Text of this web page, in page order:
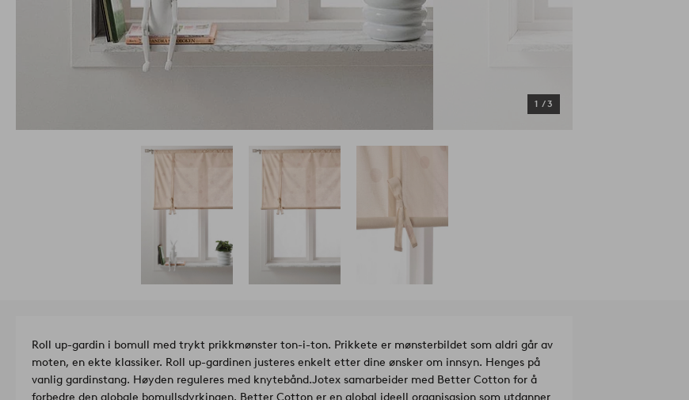
1 /3
Roll up-gardin i bomull med trykt prikkmønster ton-i-ton. Prikkete er mønsterbildet som aldri går av
moten, en ekte klassiker. Roll up-gardinen justeres enkelt etter dine ønsker om innsyn. Henges på
vanlig gardinstang. Høyden reguleres med knytebånd.Jotex samarbeider med Better Cotton for å
forbedre den globale bomullsdyrkingen. Better Cotton er en global ideell organisasjon som utdanner